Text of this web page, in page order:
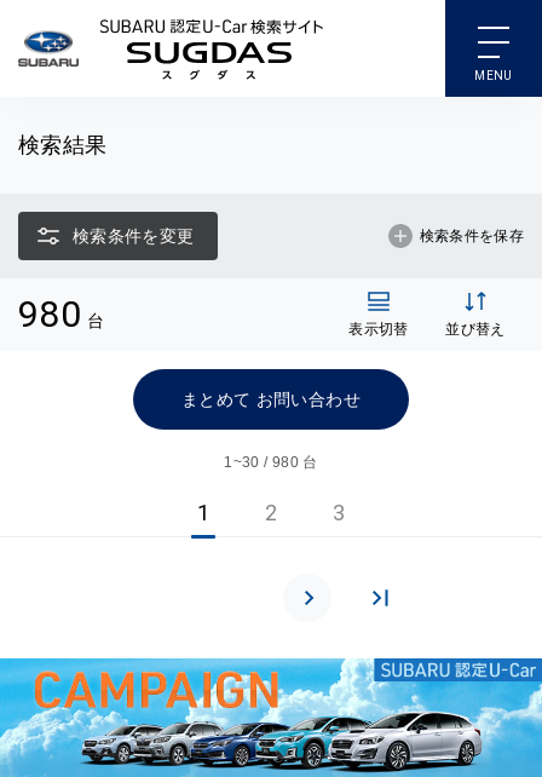
SUBARU 認定U-Car検索
検索結果
検索条件を変更 検索条件を保存
980 台 表示切替 並び替え
まとめて お問い合わせ
1~30 / 980 台
1 2 3